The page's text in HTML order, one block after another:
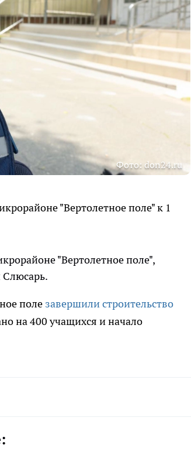
Фото: don24.ru
"Вертолетное поле" к 1
"Вертолетное поле",
Слюсарь.
поле завершили строительство
на 400 учащихся и начало